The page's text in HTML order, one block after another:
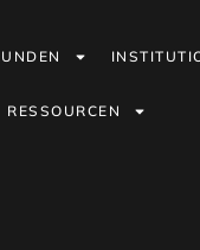
RESSOURCEN